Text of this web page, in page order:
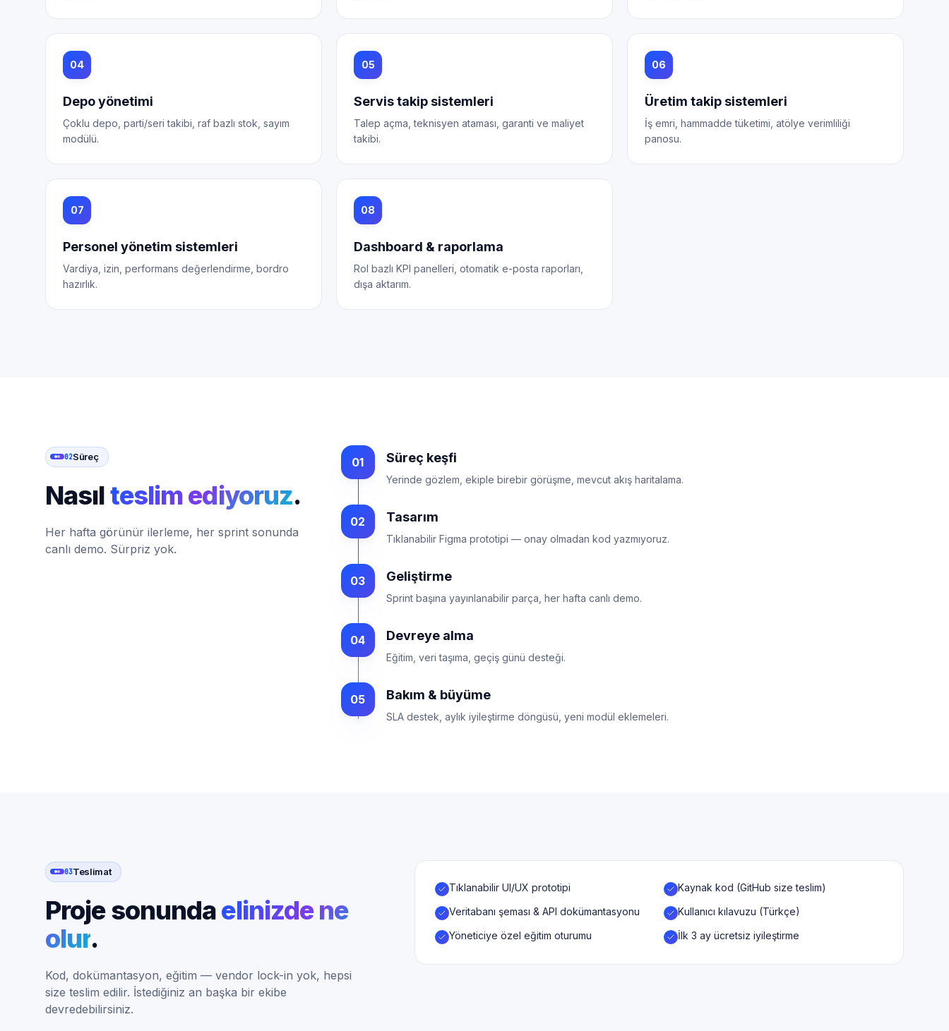
04
Depo yönetimi
Çoklu depo, parti/seri takibi, raf bazlı stok, sayım
modülü.
05
Servis takip sistemleri
Talep açma, teknisyen ataması, garanti ve maliyet
takibi.
06
Üretim takip sistemleri
İş emri, hammadde tüketimi, atölye verimliliği
panosu.
07
Personel yönetim sistemleri
Vardiya, izin, performans değerlendirme, bordro
hazırlık.
08
Dashboard & raporlama
Rol bazlı KPI panelleri, otomatik e-posta raporları,
dışa aktarım.
02Süreç
Nasılteslim ediyoruz.
Her hafta görünür ilerleme, her sprint sonunda
canlı demo. Sürpriz yok.
01 Süreç keşfi
Yerinde gözlem, ekiple birebir görüşme, mevcut akış haritalama.
02 Tasarım
Tıklanabilir Figma prototipi — onay olmadan kod yazmıyoruz.
03 Geliştirme
Sprint başına yayınlanabilir parça, her hafta canlı demo.
04 Devreye alma
Eğitim, veri taşıma, geçiş günü desteği.
05 Bakım & büyüme
SLA destek, aylık iyileştirme döngüsü, yeni modül eklemeleri.
03Teslimat
Proje sonundaelinizde ne
olur.
Kod, dokümantasyon, eğitim — vendor lock-in yok, hepsi
size teslim edilir. İstediğiniz an başka bir ekibe
devredebilirsiniz.
Tıklanabilir UI/UX prototipi
Kaynak kod (GitHub size teslim)
Veritabanı şeması & API dokümantasyonu
Kullanıcı kılavuzu (Türkçe)
Yöneticiye özel eğitim oturumu
İlk 3 ay ücretsiz iyileştirme